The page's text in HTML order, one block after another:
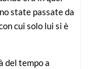
state passate da
cui solo lui si è
del tempo a